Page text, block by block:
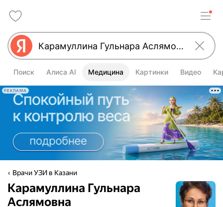
Поиск Алиса AI Медицина Картинки Видео
РЕКЛАМА
Врачи УЗИ в Казани
Карамуллина Гульнара
Аслямовна